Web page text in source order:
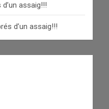
assaig!!!
d’un assaig!!!